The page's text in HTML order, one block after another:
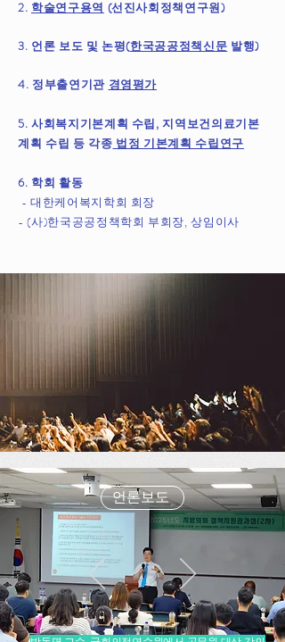
2. 학술연구용역 (선진사회정책연구원)
3. 언론 보도 및 논평(한국공공정책신문 발행)
4. 정부출연기관 경영평가
5. 사회복지기본계획 수립, 지역보건의료기본
계획 수립 등 각종 법정 기본계획 수립연구
6. 학회 활동
- 대한케어복지학회 회장
- (사)한국공공정책학회 부회장, 상임이사
언론보도